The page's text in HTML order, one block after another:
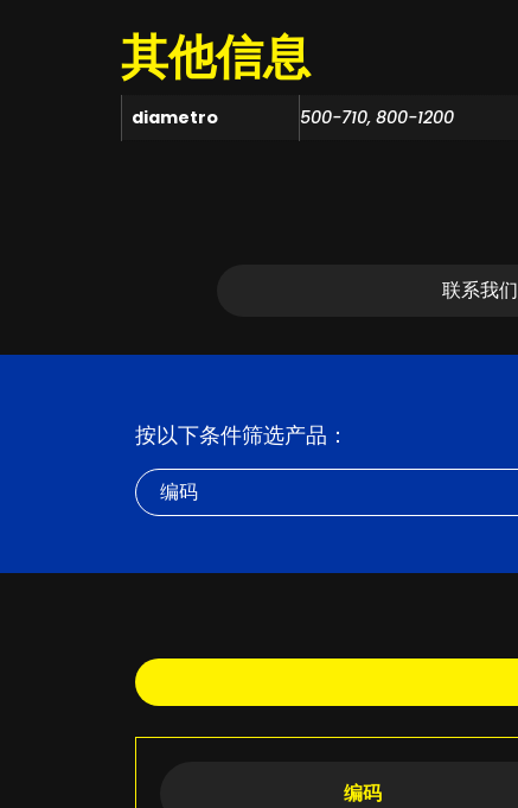
其他信息
diametro 500-710, 800-1200
联系我们
按以下条件筛选产品：
编码
编码